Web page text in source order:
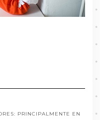
PRINCIPALMENTE EN